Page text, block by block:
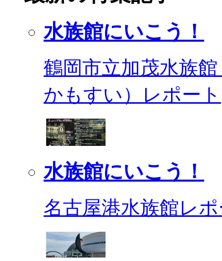
水族館にいこう！
鶴岡市立加茂水族
かもすい）レポート
水族館にいこう！
名古屋港水族館レ